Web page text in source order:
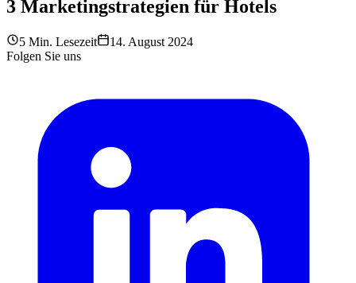
3 Marketingstrategien für Hotels
5 Min. Lesezeit
14. August 2024
Folgen Sie uns